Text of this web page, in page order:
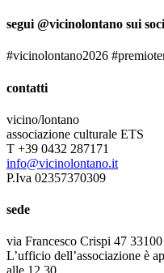
segui @vicinolontano sui
#vicinolontano2026
contatti
vicino/lontano
associazione culturale ETS
T +39 0432 287171
info@vicinolontano.it
P.Iva 02357370309
sede
via Francesco Crispi 47
L’ufficio dell’associazione è